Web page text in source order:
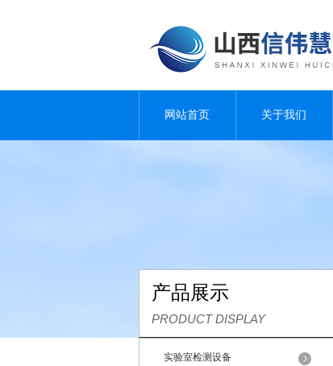
网站首页 关于我们
产品展示
PRODUCT DISPLAY
实验室检测设备